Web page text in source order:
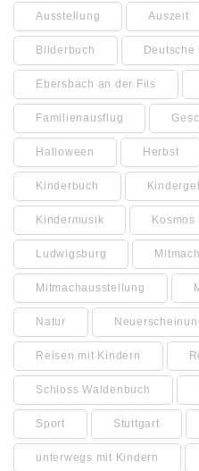
Ausstellung Auszeit
Bilderbuch Deutsche
Ebersbach an der Fils
Familienausflug
Halloween Herbst
Kinderbuch
Kindermusik Kosmos
Ludwigsburg
Mitmachausstellung
Natur
Reisen mit Kindern
Schloss Waldenbuch
Sport Stuttgart
unterwegs mit Kindern